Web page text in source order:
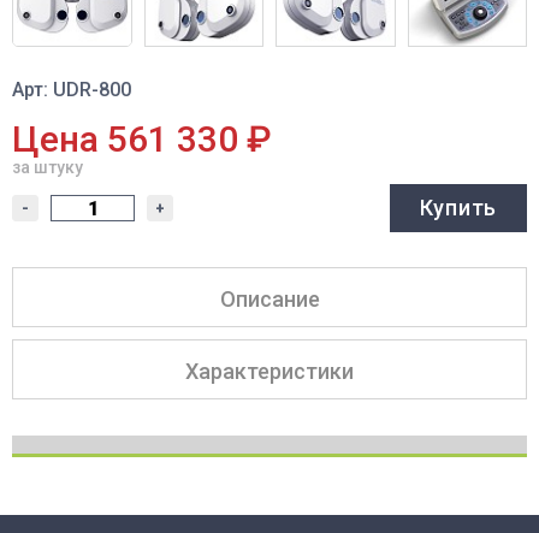
Арт: UDR-800
Цена 561 330 ₽
за штуку
- + Купить
Описание
Характеристики